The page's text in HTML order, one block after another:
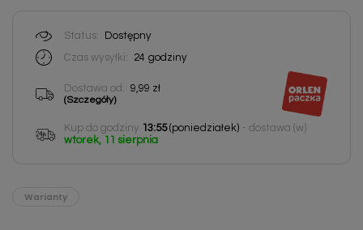
Status:
Dostępny
Czas wysyłki:
24 godziny
Dostawa od: 9,99 zł
(Szczegóły)
Kup do godziny 13:55(poniedziałek) - dostawa (w)
wtorek, 11 sierpnia
Warianty